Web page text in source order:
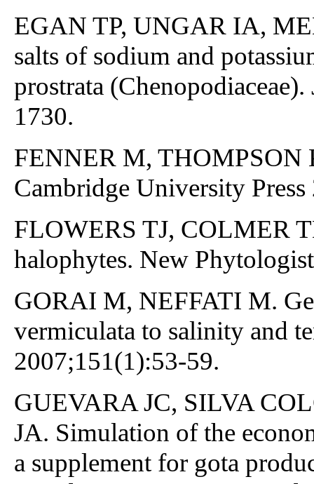
EGAN TP, UNGAR IA,
salts of sodium and
prostrata
1730.
FENNER M, THOMPSON
Cambridge University
FLOWERS TJ, COLMER
halophytes. New
GORAI M, NEFFATI M.
vermiculata to salinity and
2007;151(1):53-59.
GUEVARA JC, SILVA
JA. Simulation of the
a supplement for gota